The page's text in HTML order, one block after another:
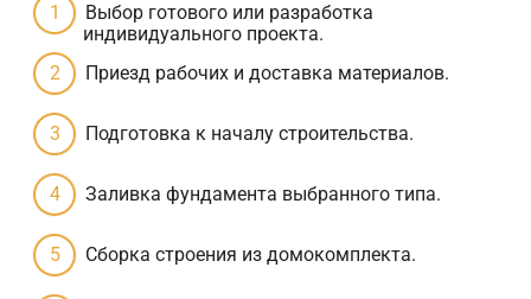
Выбор готового или разработка
индивидуального проекта.
Приезд рабочих и доставка материалов.
Подготовка к началу строительства.
Заливка фундамента выбранного типа.
Сборка строения из домокомплекта.